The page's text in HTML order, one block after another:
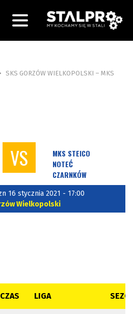
SKS GORZÓW WIELKOPOLSKI – MKS
VS
MKS STEICO
NOTEĆ
CZARNKÓW
16 stycznia 2021 - 17:00
Wielkopolski
CZAS LIGA